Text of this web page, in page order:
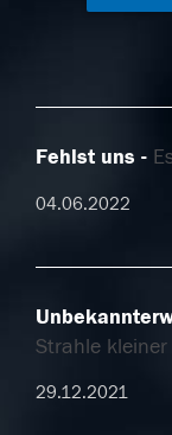
Fehlst uns
04.06.2022
Strahle kleiner
29.12.2021